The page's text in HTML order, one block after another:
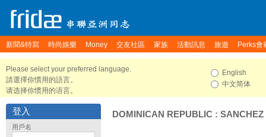
新聞&特寫 時尚娛樂 Money 交友社區 家族 活動訊息 旅遊 Perks會
Please select your preferred language.
請選擇你慣用的語言。
请选择你惯用的语言。
English
中文简体
登入
用戶名
DOMINICAN REPUBLIC :